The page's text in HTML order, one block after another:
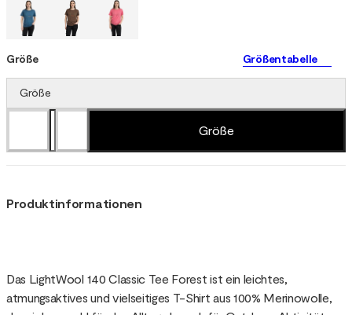
Größe Größentabelle
Größe
Größe
Produktinformationen
Das LightWool 140 Classic Tee Forest ist ein leichtes,
atmungsaktives und vielseitiges T-Shirt aus 100% Merinowolle,